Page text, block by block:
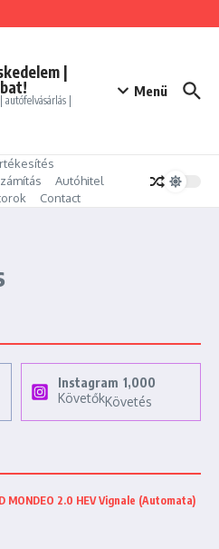
1.6 HDi Active
|
|
Menü
Autóhitel
Contact
Instagram 1,000
KövetőkKövetés
MONDEO 2.0 HEV Vignale (Automata)